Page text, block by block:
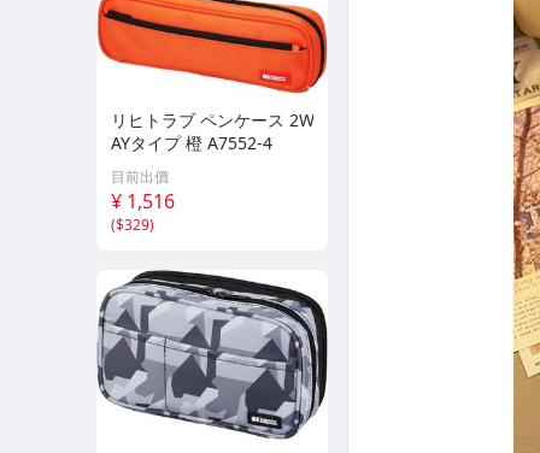
リヒトラブ ペンケース 2W
AYタイプ 橙 A7552-4
目前出價
¥ 1,516
($329)